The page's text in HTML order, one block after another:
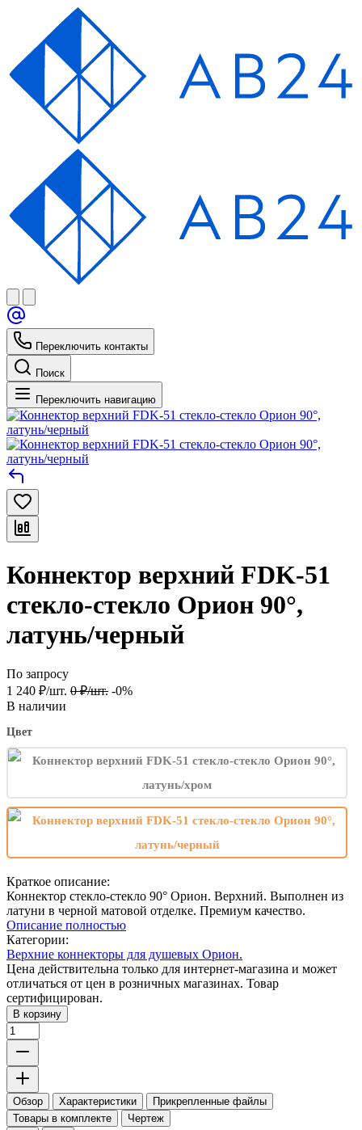
Переключить контакты
Поиск
Переключить навигацию
Коннектор верхний FDK-51
стекло-стекло Орион 90°,
латунь/черный
По запросу
1 240 ₽/шт. 0 ₽/шт. -0%
В наличии
Цвет
Краткое описание:
Коннектор стекло-стекло 90° Орион. Верхний. Выполнен из
латуни в черной матовой отделке. Премиум качество.
Описание полностью
Категории:
Верхние коннекторы для душевых Орион.
Цена действительна только для интернет-магазина и может
отличаться от цен в розничных магазинах. Товар
сертифицирован.
В корзину
Обзор Характеристики
Прикрепленные файлы
Товары в комплекте
Чертеж